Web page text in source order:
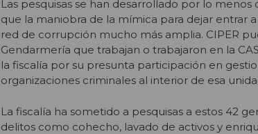
Las pesquisas se han desarrollado por lo
que la maniobra de la mímica para dejar entrar
red de corrupción mucho más amplia. CIPER
Gendarmería que trabajan o trabajaron en la
la fiscalía por su presunta participación en
organizaciones criminales al interior de esa
La fiscalía ha sometido a pesquisas a estos 42
delitos como cohecho, lavado de activos y